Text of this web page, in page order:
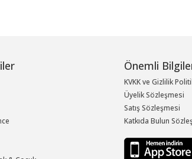
Önemli
KVKK ve Gizlilik
Üyelik Sözleşmesi
Satış Sözleşmesi
Katkıda Bulun